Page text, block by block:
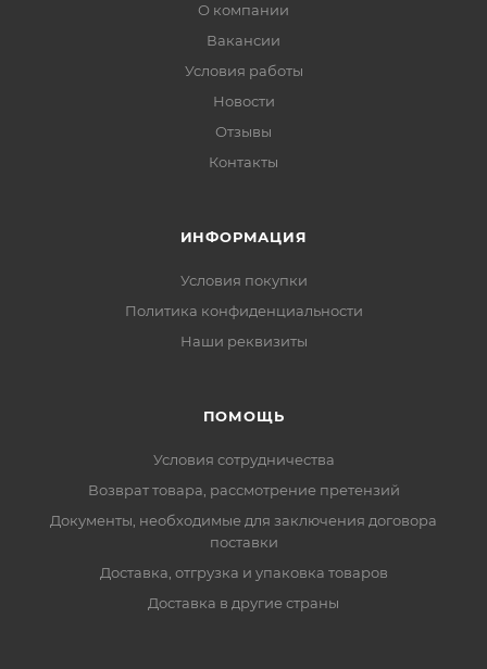
О компании
Вакансии
Условия работы
Новости
Отзывы
Контакты
ИНФОРМАЦИЯ
Условия покупки
Политика конфиденциальности
Наши реквизиты
ПОМОЩЬ
Условия сотрудничества
Возврат товара, рассмотрение претензий
Документы, необходимые для заключения договора
поставки
Доставка, отгрузка и упаковка товаров
Доставка в другие страны